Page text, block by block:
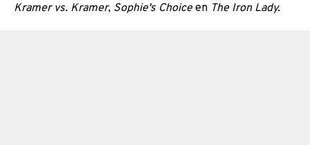
Kramer vs. Kramer, Sophie's Choiceen The Iron Lady.